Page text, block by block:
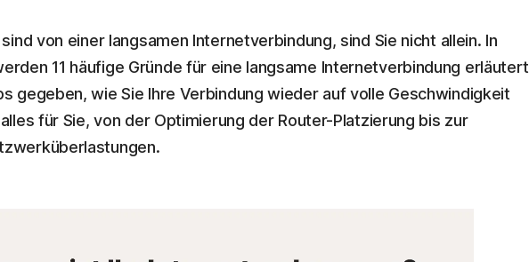
von einer langsamen Internetverbindung, sind Sie nicht allein. In
11 häufige Gründe für eine langsame Internetverbindung erläutert
gegeben, wie Sie Ihre Verbindung wieder auf volle Geschwindigkeit
für Sie, von der Optimierung der Router-Platzierung bis zur